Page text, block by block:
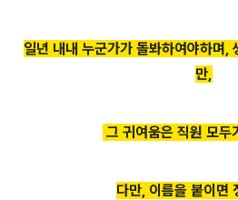
일년 내내 누군가가 돌봐하여야하며,
만,
그 귀여움은 직원 모두
다만, 이름을 붙이면